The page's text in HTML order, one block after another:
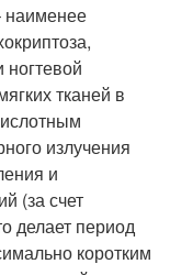
наименее
ногтевой
тканей в
излучения
и
(за счет
делает период
коротким